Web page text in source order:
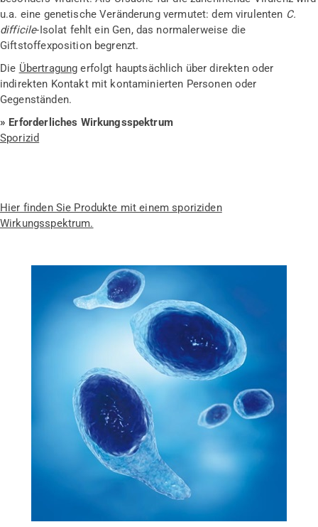
u.a. eine genetische Veränderung vermutet: dem virulenten C.
difficile-Isolat fehlt ein Gen, das normalerweise die
Giftstoffexposition begrenzt.
Die Übertragung erfolgt hauptsächlich über direkten oder
indirekten Kontakt mit kontaminierten Personen oder
Gegenständen.
» Erforderliches Wirkungsspektrum
Sporizid
Hier finden Sie Produkte mit einem sporiziden
Wirkungsspektrum.